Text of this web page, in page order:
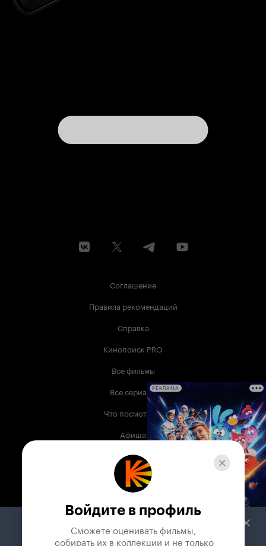
Соглашение
Правила рекомендаций
Справка
Кинопоиск PRO
Все фильмы
Все сериалы
Что посмотреть
Афиша
Музыка
Телепрограмма
Служба поддержки
РЕКЛАМА
Войдите в профиль
Сможете оценивать фильмы,
собирать их в коллекции и не только